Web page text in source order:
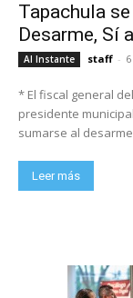
Tapachula
Desarme, Sí
Al Instante staff -
* El fiscal general
presidente
sumarse al
Leer más